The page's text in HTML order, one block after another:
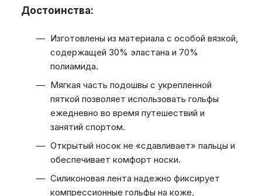
Достоинства:
Изготовлены из материала с особой вязкой,
содержащей 30% эластана и 70%
полиамида.
Мягкая часть подошвы с укрепленной
пяткой позволяет использовать гольфы
ежедневно во время путешествий и
занятий спортом.
Открытый носок не «сдавливает» пальцы и
обеспечивает комфорт носки.
Силиконовая лента надежно фиксирует
компрессионные гольфы на коже,